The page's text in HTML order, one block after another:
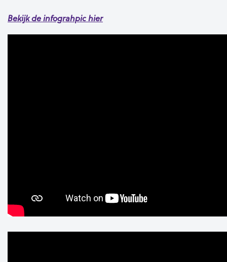
Bekijk de infograhpic hier